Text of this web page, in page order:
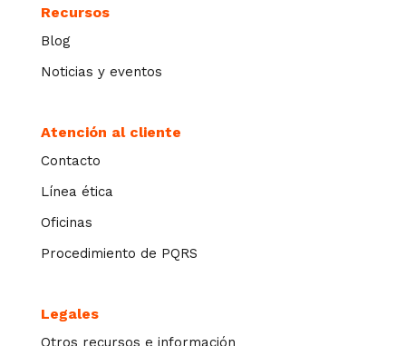
Recursos
Blog
Noticias y eventos
Atención al cliente
Contacto
Línea ética
Oficinas
Procedimiento de PQRS
Legales